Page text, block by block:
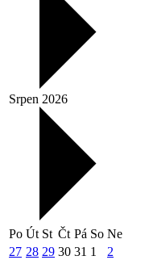
Srpen 2026
Po Út St Čt Pá So Ne
27 28 29 30 31 1
2